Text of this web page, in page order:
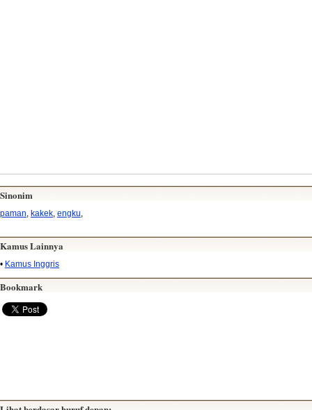
Sinonim
paman kakek engku
Kamus Lainnya
• Kamus Inggris
Bookmark